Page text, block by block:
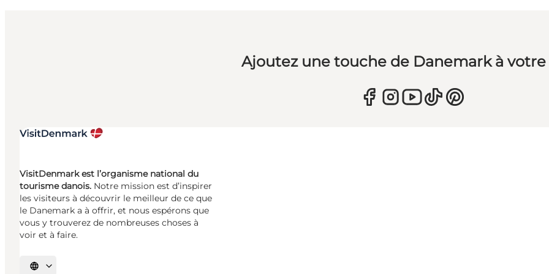
Ajoutez une touche de Danemark à
VisitDenmark est l’organisme national du
tourisme danois. Notre mission est d’inspirer
les visiteurs à découvrir le meilleur de ce que
le Danemark a à offrir, et nous espérons que
vous y trouverez de nombreuses choses à
voir et à faire.
Choisissez la langue